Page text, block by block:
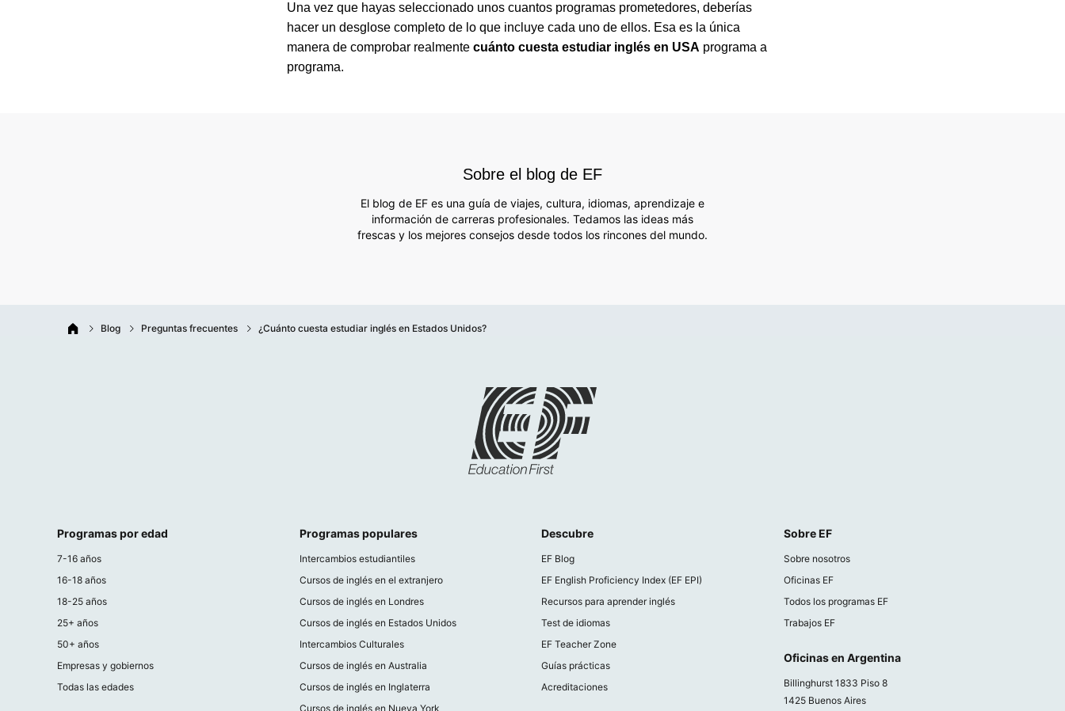
Una vez que hayas seleccionado unos cuantos programas prometedores, deberías
hacer un desglose completo de lo que incluye cada uno de ellos. Esa es la única
manera de comprobar realmente cuánto cuesta estudiar inglés en USA programa a
programa.
Sobre el blog de EF
El blog de EF es una guía de viajes, cultura, idiomas, aprendizaje e
información de carreras profesionales. Tedamos las ideas más
frescas y los mejores consejos desde todos los rincones del mundo.
Blog Preguntas frecuentes ¿Cuánto cuesta estudiar inglés en Estados Unidos?
Programas por edad
7-16 años
16-18 años
18-25 años
25+ años
50+ años
Empresas y gobiernos
Todas las edades
Programas populares
Intercambios estudiantiles
Cursos de inglés en el extranjero
Cursos de inglés en Londres
Cursos de inglés en Estados Unidos
Intercambios Culturales
Cursos de inglés en Australia
Cursos de inglés en Inglaterra
Cursos de inglés en Nueva York
Descubre
EF Blog
EF English Proficiency Index (EF EPI)
Recursos para aprender inglés
Test de idiomas
EF Teacher Zone
Guías prácticas
Acreditaciones
Sobre EF
Sobre nosotros
Oficinas EF
Todos los programas EF
Trabajos EF
Oficinas en Argentina
Billinghurst 1833 Piso 8
1425 Buenos Aires